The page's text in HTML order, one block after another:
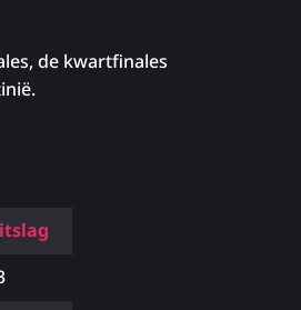
de kwartfinales